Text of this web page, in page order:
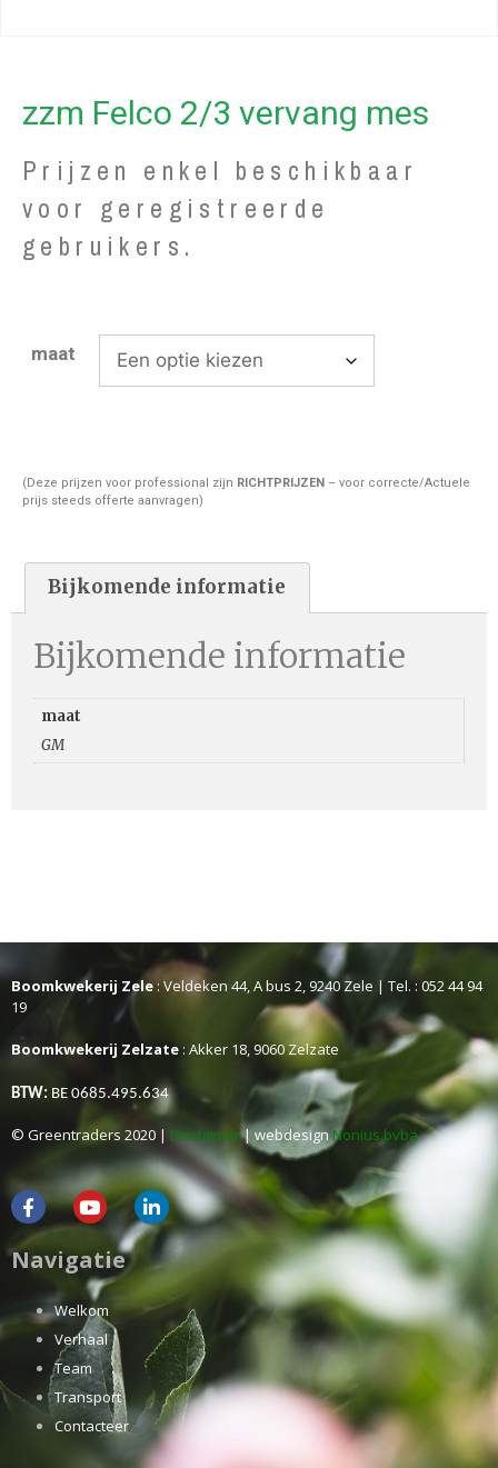
zzm Felco 2/3 vervang mes
Prijzen enkel beschikbaar
voor geregistreerde
gebruikers.
maat
(Deze prijzen voor professional zijn RICHTPRIJZEN – voor correcte/Actuele
prijs steeds offerte aanvragen)
Bijkomende informatie
Bijkomende informatie
maat
GM
Boomkwekerij Zele: Veldeken 44, A bus 2, 9240 Zele | Tel. : 052 44 94
19
Boomkwekerij Zelzate : Akker 18, 9060 Zelzate
BTW: BE 0685.495.634
© Greentraders 2020 | Disclaimer| webdesignNonius bvba
Navigatie
Welkom
Verhaal
Team
Transport
Contacteer